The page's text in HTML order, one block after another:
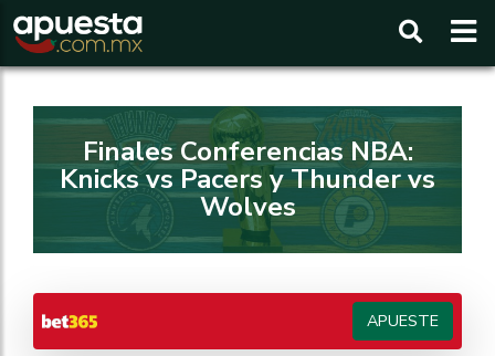
Buscar
Finales Conferencias NBA:
Knicks vs Pacers y Thunder vs
Wolves
APUESTE